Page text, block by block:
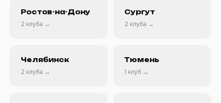
Ростов-на-Дону
2 клуба →
Сургут
2 клуба →
Челябинск
2 клуба →
Тюмень
1 клуб →